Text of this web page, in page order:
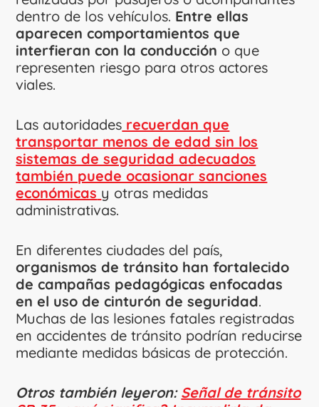
dentro de los vehículos. Entre ellas
aparecen comportamientos que
interfieran con la conducción o que
representen riesgo para otros actores
viales.
Las autoridades recuerdan que
transportar menos de edad sin los
sistemas de seguridad adecuados
también puede ocasionar sanciones
económicas y otras medidas
administrativas.
En diferentes ciudades del país,
organismos de tránsito han fortalecido
de campañas pedagógicas enfocadas
en el uso de cinturón de seguridad.
Muchas de las lesiones fatales registradas
en accidentes de tránsito podrían reducirse
mediante medidas básicas de protección.
Otros también leyeron: Señal de tránsito